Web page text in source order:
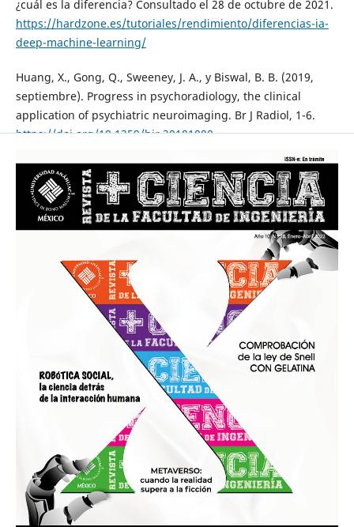
¿cuál es la diferencia? Consultado el 28 de octubre de 2021.
https://hardzone.es/tutoriales/rendimiento/diferencias-ia-
deep-machine-learning/
Huang, X., Gong, Q., Sweeney, J. A., y Biswal, B. B. (2019,
septiembre). Progress in psychoradiology, the clinical
application of psychiatric neuroimaging. Br J Radiol, 1-6.
https://doi.org/10.1259/bjr.20181000
Li, F., Wu, D., Lui, S., Gong, Q., y Sweeney, J. A. (2020).
Clinical Strategies and Technical Challenges in
Psychoradiology. Neuroimaging Clin N Am, 30(1):1-9.
https://doi.org/10.1016/j.nic.2019.09.001
Lui, S., Zhou, X. J., Sweeney, J. A., y Gong, Q. (2016,
noviembre). Psychoradiology: The Frontier of Neuroimaging
in Psychiatry. Radiology, 281(2), 357-369.
MedlinePlus. (2021, 26 de febrero). Imagenología y
https://medlineplus.gov/spanish/ency/article/007451.htm
RareCommons. (2016, 26 de abril). La importancia de los
biomarcadores en el desarrollo de fármacos.
https://www.rarecommons.org/es/actualidad/importanciabi
omarcadores-desarrollo-farmacos
Schrantee, A., Ruhé, H. G., y Reneman, L. (2019).
Pysychoradiological Biomarkers for Psychopharmaceutical